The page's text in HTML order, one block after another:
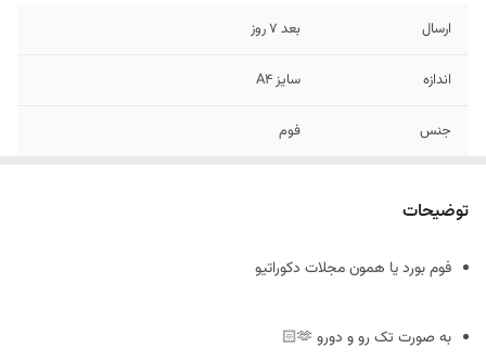
ارسال بعد 7 روز
اندازه سایز A4
جنس فوم
توضیحات
فوم بورد یا همون مجلات دکوراتیو
به صورت تک رو و دورو 🫶🏻